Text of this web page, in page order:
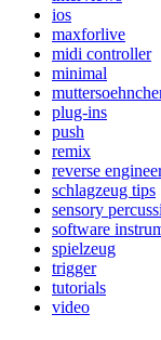
ios
maxforlive
midi controller
minimal
plug-ins
push
remix
reverse
schlagzeug tips
sensory
software
spielzeug
trigger
tutorials
video